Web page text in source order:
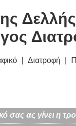
Διατροφή
σας ας γίνει η